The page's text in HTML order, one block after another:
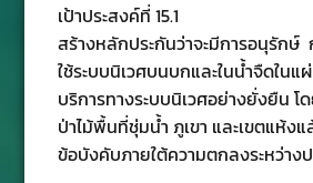
เป้าประสงค์ที่ 15.1
สร้างหลักประกันว่าจะมีการอนุรักษ์
ใช้ระบบนิเวศบนบกและในนํ้าจืดใน
บริการทางระบบนิเวศอย่างยั่งยืน โ
ป่าไม้พื้นที่ชุ่มนํ้า ภูเขา และเขตแห้ง
ข้อบังคับภายใต้ความตกลงระหว่างป